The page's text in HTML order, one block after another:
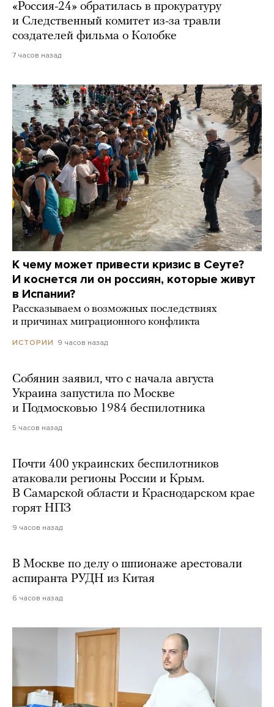
«Россия-24» обратилась в прокуратуру
и Следственный комитет из-за травли
создателей фильма о Колобке
7 часов назад
К чему может привести кризис в Сеуте?
И коснется ли он россиян, которые живут
в Испании?
Рассказываем о возможных последствиях
и причинах миграционного конфликта
ИСТОРИИ 9 часов назад
Собянин заявил, что с начала августа
Украина запустила по Москве
и Подмосковью 1984 беспилотника
5 часов назад
Почти 400 украинских беспилотников
атаковали регионы России и Крым.
В Самарской области и Краснодарском крае
горят НПЗ
9 часов назад
В Москве по делу о шпионаже арестовали
аспиранта РУДН из Китая
6 часов назад